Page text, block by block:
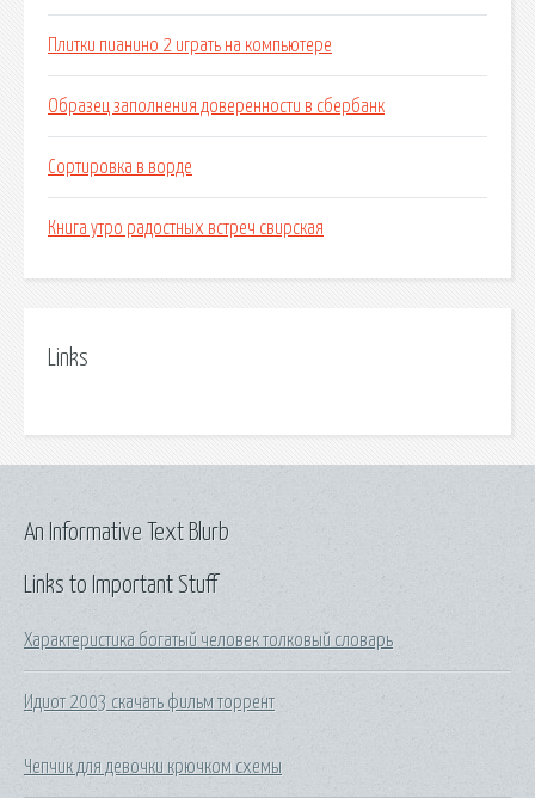
Плитки пианино 2 играть на компьютере
Образец заполнения доверенности в сбербанк
Сортировка в ворде
Книга утро радостных встреч свирская
Links
Links to Important Stuff
Характеристика богатый человек толковый словарь
Идиот 2003 скачать фильм торрент
Чепчик для девочки крючком схемы
An Informative Text Blurb